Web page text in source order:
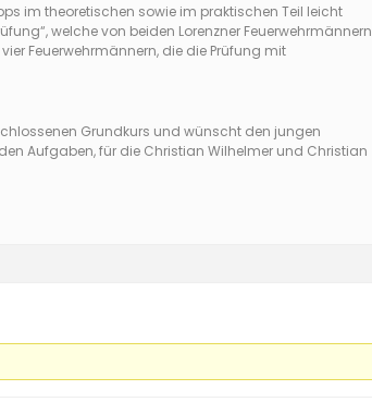
im theoretischen sowie im praktischen Teil leicht
welche von beiden Lorenzner Feuerwehrmännern
Feuerwehrmännern, die die Prüfung mit
Grundkurs und wünscht den jungen
Aufgaben, für die Christian Wilhelmer und Christian